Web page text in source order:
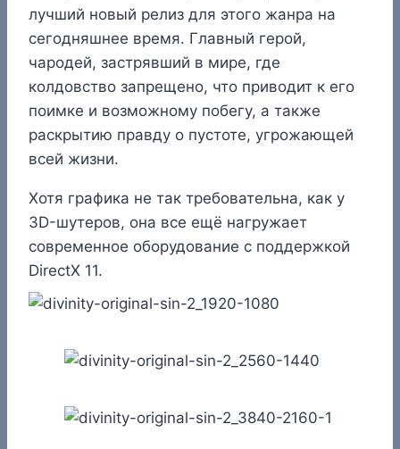
лучший новый релиз для этого жанра на
сегодняшнее время. Главный герой,
чародей, застрявший в мире, где
колдовство запрещено, что приводит к его
поимке и возможному побегу, а также
раскрытию правду о пустоте, угрожающей
всей жизни.
Хотя графика не так требовательна, как у
3D-шутеров, она все ещё нагружает
современное оборудование с поддержкой
DirectX 11.